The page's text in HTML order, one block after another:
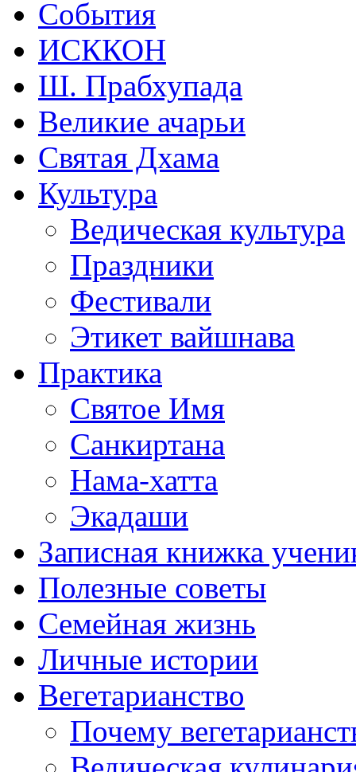
События
ИСККОН
Ш. Прабхупада
Великие ачарьи
Святая Дхама
Культура
Ведическая культура
Праздники
Фестивали
Этикет вайшнава
Практика
Святое Имя
Санкиртана
Нама-хатта
Экадаши
Записная книжка
Полезные советы
Семейная жизнь
Личные истории
Вегетарианство
Почему